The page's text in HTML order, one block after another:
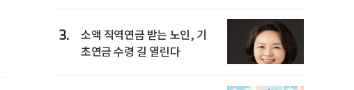
3.
소액 직역연금 받는 노인, 기
초연금 수령 길 열린다